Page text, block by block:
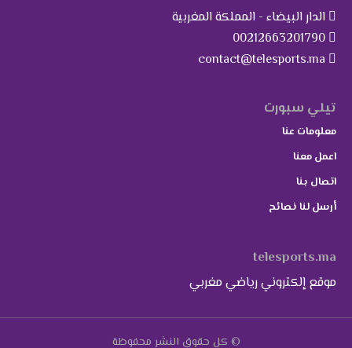
الدار البيضاء - المملكة المغربية
00212663201790
contact@telesports.ma
تيلي سبورت
معلومات عنا
اعمل معنا
اتصال بنا
أرسل لنا نصائح
telesports.ma
موقع إلكتروني رياضي مغربي
© كل حقوق النشر محفوظة